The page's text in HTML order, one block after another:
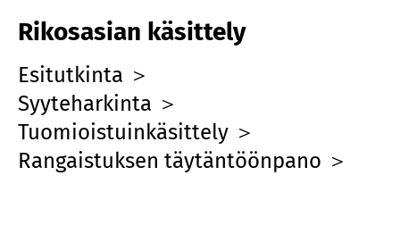
Rikosasian käsittely
Esitutkinta ＞
Syyteharkinta ＞
Tuomioistuinkäsittely ＞
Rangaistuksen täytäntöönpano ＞